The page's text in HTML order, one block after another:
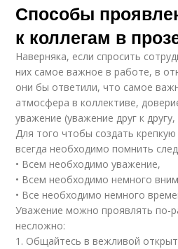
Способы
к коллегам в
Наверняка, если спросить
них самое важное в работе, в
они бы ответили, что самое
атмосфера в коллективе,
уважение (уважение друг к
Для того чтобы создать
всегда необходимо помнить
• Всем необходимо уважениe,
• Всем необходимо немного
• Все необходимо немного
Уважение можно проявлять по-
несложно:
1. Общайтесь в вежливой